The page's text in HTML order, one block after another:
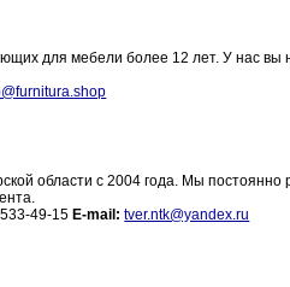
для мебели более 12 лет. У нас вы
области с 2004 года. Мы
49-15 E-mail: tver.ntk@yandex.ru